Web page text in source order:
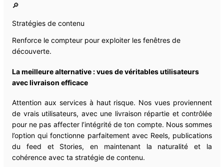
🔎
Stratégies de contenu
Renforce le compteur pour exploiter les fenêtres de
découverte.
La meilleure alternative : vues de véritables utilisateurs
avec livraison efficace
Attention aux services à haut risque. Nos vues proviennent
de vrais utilisateurs, avec une livraison répartie et contrôlée
pour ne pas affecter l’intégrité de ton compte. Nous sommes
l’option qui fonctionne parfaitement avec Reels, publications
du feed et Stories, en maintenant la naturalité et la
cohérence avec ta stratégie de contenu.